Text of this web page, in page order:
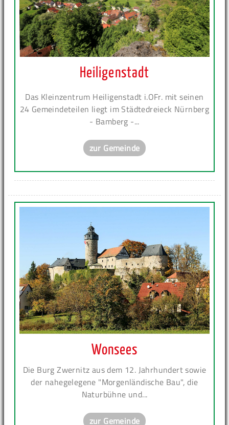
Heiligenstadt
Das Kleinzentrum Heiligenstadt i.OFr. mit seinen
24 Gemeindeteilen liegt im Städtedreieck Nürnberg
- Bamberg -...
zur Gemeinde
Wonsees
Die Burg Zwernitz aus dem 12. Jahrhundert sowie
der nahegelegene "Morgenländische Bau", die
Naturbühne und...
zur Gemeinde